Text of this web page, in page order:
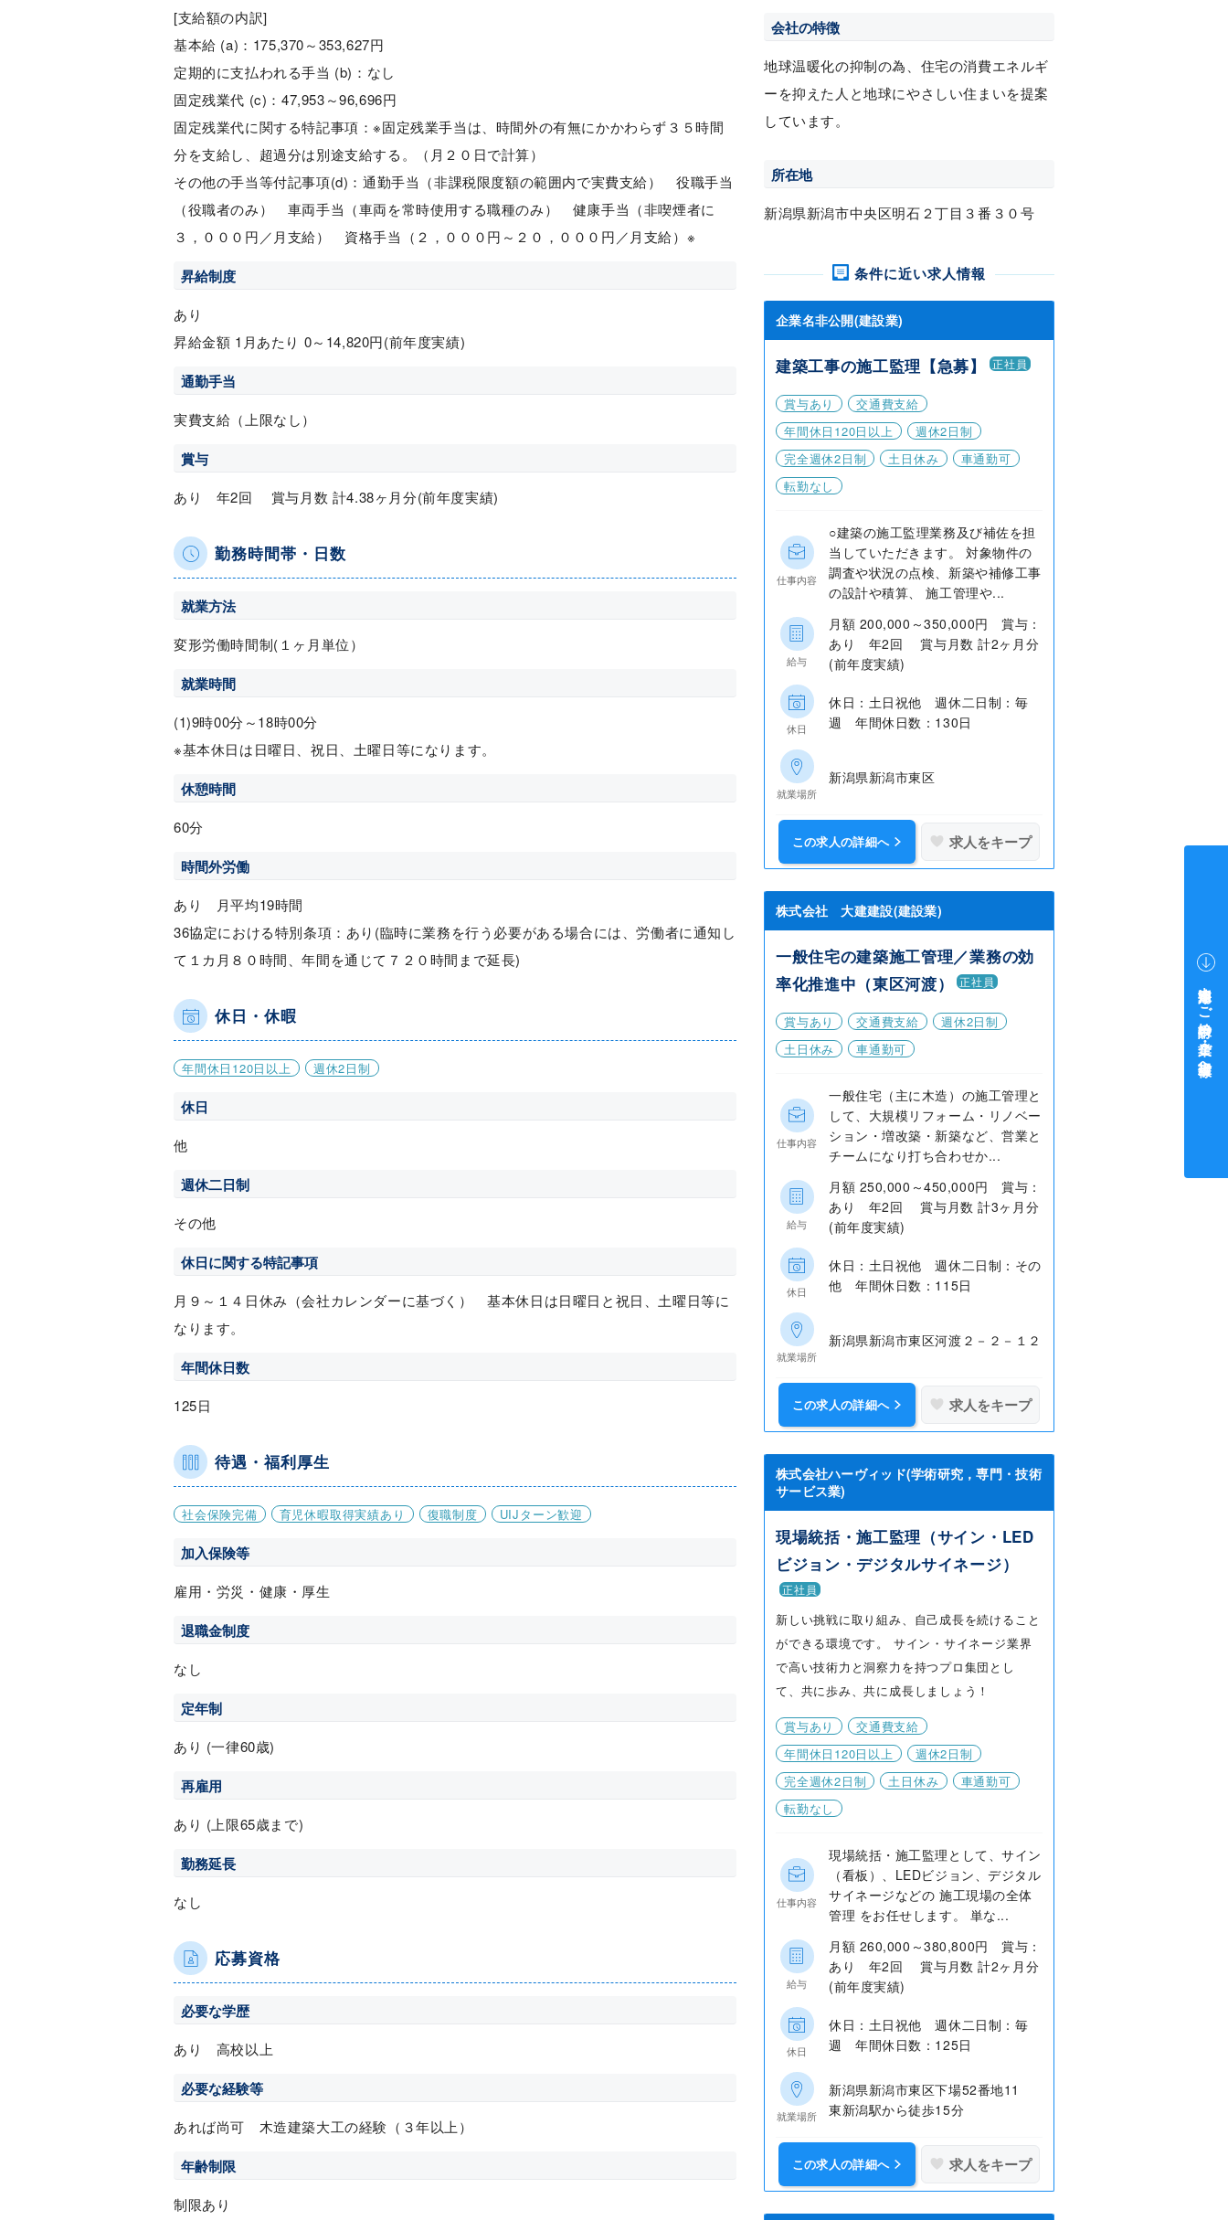
[支給額の内訳]
基本給 (a)：175,370～353,627円
定期的に支払われる手当 (b)：なし
固定残業代 (c)：47,953～96,696円
固定残業代に関する特記事項：※固定残業手当は、時間外の有無にかかわらず３５時間
分を支給し、超過分は別途支給する。（月２０日で計算）
その他の手当等付記事項(d)：通勤手当（非課税限度額の範囲内で実費支給） 役職手当
（役職者のみ） 車両手当（車両を常時使用する職種のみ） 健康手当（非喫煙者に
３，０００円／月支給） 資格手当（２，０００円～２０，０００円／月支給）※
昇給制度
あり
昇給金額 1月あたり 0～14,820円(前年度実績)
通勤手当
実費支給（上限なし）
賞与
あり 年2回 賞与月数 計4.38ヶ月分(前年度実績)
勤務時間帯・日数
就業方法
変形労働時間制(１ヶ月単位）
就業時間
(1)9時00分～18時00分
※基本休日は日曜日、祝日、土曜日等になります。
休憩時間
60分
時間外労働
あり 月平均19時間
36協定における特別条項：あり(臨時に業務を行う必要がある場合には、労働者に通知し
て１カ月８０時間、年間を通じて７２０時間まで延長)
休日・休暇
年間休日120日以上 週休2日制
休日
他
週休二日制
その他
休日に関する特記事項
月９～１４日休み（会社カレンダーに基づく） 基本休日は日曜日と祝日、土曜日等に
なります。
年間休日数
125日
待遇・福利厚生
社会保険完備 育児休暇取得実績あり 復職制度 UIJターン歓迎
加入保険等
雇用・労災・健康・厚生
退職金制度
なし
定年制
あり (一律60歳)
再雇用
あり (上限65歳まで)
勤務延長
なし
応募資格
必要な学歴
あり 高校以上
必要な経験等
あれば尚可 木造建築大工の経験（３年以上）
年齢制限
制限あり
会社の特徴
地球温暖化の抑制の為、住宅の消費エネルギ
ーを抑えた人と地球にやさしい住まいを提案
しています。
所在地
新潟県新潟市中央区明石２丁目３番３０号
条件に近い求人情報
企業名非公開(建設業)
建築工事の施工監理【急募】 正社員
賞与あり
交通費支給
年間休日120日以上
週休2日制
完全週休2日制
土日休み
車通勤可
転勤なし
仕事内容
○建築の施工監理業務及び補佐を担
当していただきます。 対象物件の
調査や状況の点検、新築や補修工事
の設計や積算、 施工管理や...
給与
月額 200,000～350,000円 賞与：
あり 年2回 賞与月数 計2ヶ月分
(前年度実績)
休日
休日：土日祝他 週休二日制：毎
週 年間休日数：130日
就業場所
新潟県新潟市東区
この求人の詳細へ 求人をキープ
株式会社 大建建設(建設業)
一般住宅の建築施工管理／業務の効
率化推進中（東区河渡）
正社員
賞与あり 交通費支給
週休2日制
土日休み
車通勤可
仕事内容
一般住宅（主に木造）の施工管理と
して、大規模リフォーム・リノベー
ション・増改築・新築など、営業と
チームになり打ち合わせか...
給与
月額 250,000～450,000円 賞与：
あり 年2回 賞与月数 計3ヶ月分
(前年度実績)
休日
休日：土日祝他 週休二日制：その
他 年間休日数：115日
就業場所
新潟県新潟市東区河渡２－２－１２
この求人の詳細へ 求人をキープ
株式会社ハーヴィッド(学術研究，専門・技術
サービス業)
現場統括・施工監理（サイン・LED
ビジョン・デジタルサイネージ）
正社員
新しい挑戦に取り組み、自己成長を続けること
ができる環境です。 サイン・サイネージ業界
で高い技術力と洞察力を持つプロ集団とし
て、共に歩み、共に成長しましょう！
賞与あり
交通費支給
年間休日120日以上
週休2日制
完全週休2日制
土日休み
車通勤可
転勤なし
仕事内容
現場統括・施工監理として、サイン
（看板）、LEDビジョン、デジタル
サイネージなどの 施工現場の全体
管理 をお任せします。 単な...
給与
月額 260,000～380,800円 賞与：
あり 年2回 賞与月数 計2ヶ月分
(前年度実績)
休日
休日：土日祝他 週休二日制：毎
週 年間休日数：125日
就業場所
新潟県新潟市東区下場52番地11
東新潟駅から徒歩15分
この求人の詳細へ 求人をキープ
中途採用をご検討中の企業・ご担当者様へ